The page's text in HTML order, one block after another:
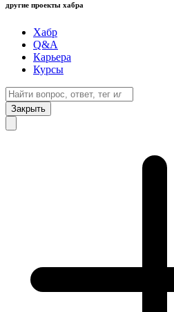
другие проекты хабра
Хабр
Q&A
Карьера
Курсы
Закрыть